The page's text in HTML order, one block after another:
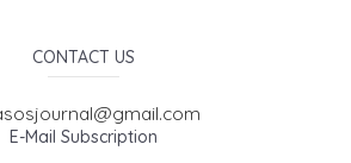
CONTACT US
E-Mail Subscription